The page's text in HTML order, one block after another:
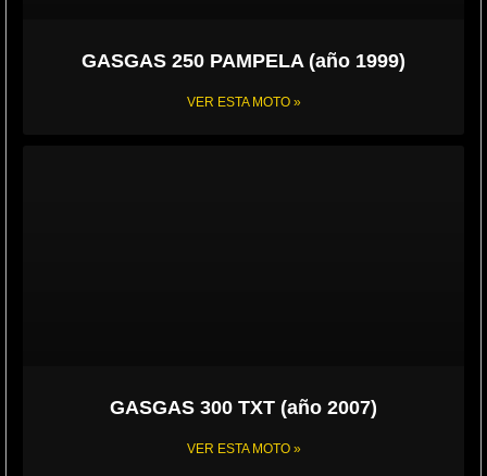
GASGAS 250 PAMPELA (año 1999)
VER ESTA MOTO »
GASGAS 300 TXT (año 2007)
VER ESTA MOTO »